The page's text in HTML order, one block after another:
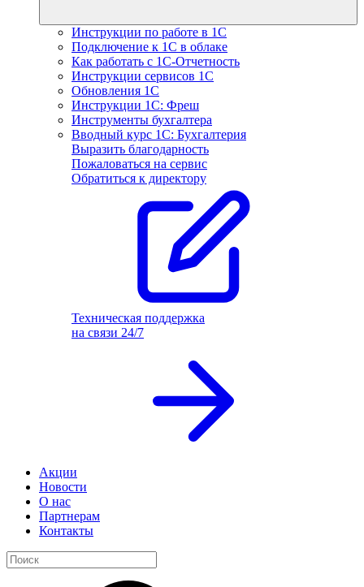
Инструкции по работе в 1С
Подключение к 1С в облаке
Как работать с 1С‑Отчетность
Инструкции сервисов 1С
Обновления 1С
Инструкции 1С: Фреш
Инструменты бухгалтера
Вводный курс 1С: Бухгалтерия
Выразить благодарность
Пожаловаться на сервис
Обратиться к директору
Техническая поддержка
на связи 24/7
Акции
Новости
О нас
Партнерам
Контакты